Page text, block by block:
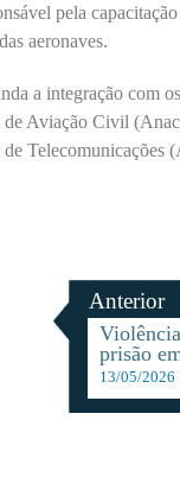
pela
aeronaves.
a integração com
Aviação Civil
Telecomunicações
Anterior
prisão
13/05/2026